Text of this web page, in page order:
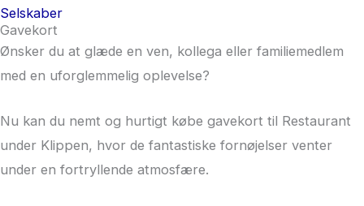
Selskaber
Gavekort
Ønsker du at glæde en ven, kollega eller familiemedlem
med en uforglemmelig oplevelse?
Nu kan du nemt og hurtigt købe gavekort til Restaurant
under Klippen, hvor de fantastiske fornøjelser venter
under en fortryllende atmosfære.